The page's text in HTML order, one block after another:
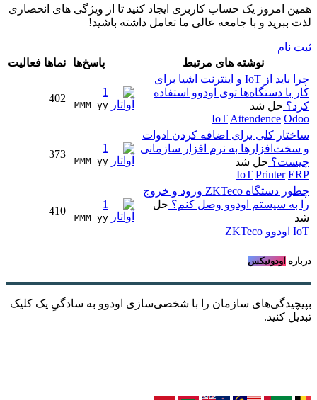
همین امروز یک حساب کاربری ایجاد کنید تا از ویژگی های انحصاری
لذت ببرید و با جامعه عالی ما تعامل داشته باشید!
ثبت نام
نوشته های مرتبط
پاسخ‌ها نماها فعالیت
چرا باید از IoT و اینترنت اشیا برای
کار با دستگاه‌ها توی اودوو استفاده
کرد؟ حل شد
IoT Attendence Odoo
1
MMM yy
402
ساختار کلی برای اضافه کردن ادوات
و سخت‌افزارها به نرم افزار سازمانی
چیست؟ حل شد
IoT Printer ERP
1
MMM yy
373
چطور دستگاه ZKTeco ورود و خروج
را به سیستم اودوو وصل کنم؟ حل
شد
IoT اودوو ZKTeco
1
MMM yy
410
درباره اودونیکس
بپیچیدگی‌های سازمان را با شخصی‌سازی اودوو به سادگیِ یک کلیک
تبدیل کنید.